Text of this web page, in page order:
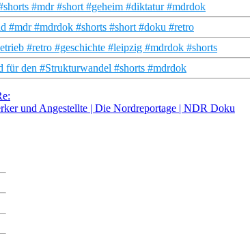
#mdr #short #geheim #diktatur #mdrdok
#mdr #mdrdok #shorts #short #doku #retro
#retro #geschichte #leipzig #mdrdok #shorts
den #Strukturwandel #shorts #mdrdok
und Angestellte | Die Nordreportage | NDR Doku